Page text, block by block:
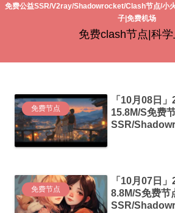
免费公益SSR/V2ray/Shadowrocket/Clash节点/小
子|免费机场
免费clash节点|科学
免费节点
「10月08日
15.8M/S免费
SSR/
免费节点
「10月07日
8.8M/S免费节
SSR/